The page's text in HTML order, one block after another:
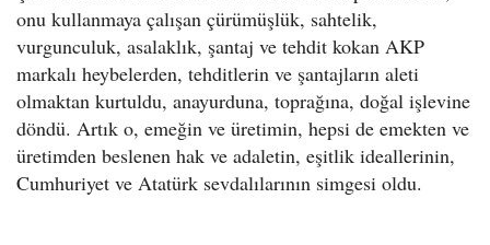
onu kullanmaya çalışan çürümüşlük, sahtelik,
vurgunculuk, asalaklık, şantaj ve tehdit kokan AKP
markalı heybelerden, tehditlerin ve şantajların aleti
olmaktan kurtuldu, anayurduna, toprağına, doğal işlevine
döndü. Artık o, emeğin ve üretimin, hepsi de emekten ve
üretimden beslenen hak ve adaletin, eşitlik ideallerinin,
Cumhuriyet ve Atatürk sevdalılarının simgesi oldu.